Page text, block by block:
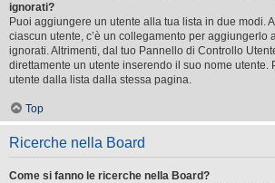
ignorati?
Puoi aggiungere un utente alla tua lista in due modi.
ciascun utente, c’è un collegamento per aggiungerlo
ignorati. Altrimenti, dal tuo Pannello di Controllo
direttamente un utente inserendo il suo nome utente.
utente dalla lista dalla stessa pagina.
Top
Ricerche nella Board
Come si fanno le ricerche nella Board?